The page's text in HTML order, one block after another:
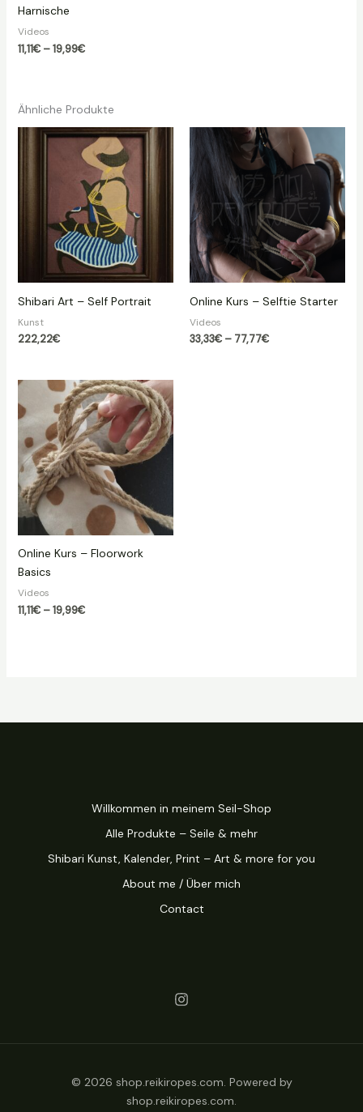
Harnische
Videos
11,11€ –19,99€Preisspanne:
Ähnliche Produkte
Shibari Art – Self Portrait
Kunst
222,22€
Online Kurs – Selftie Starter
Videos
33,33€ – 77,77€Preisspanne:
Online Kurs – Floorwork
Basics
Videos
11,11€ –19,99€Preisspanne:
Willkommen in meinem Seil-Shop
Alle Produkte – Seile & mehr
Shibari Kunst, Kalender, Print – Art & more for you
About me / Über mich
Contact
© 2026 shop.reikiropes.com. Powered by
shop.reikiropes.com.